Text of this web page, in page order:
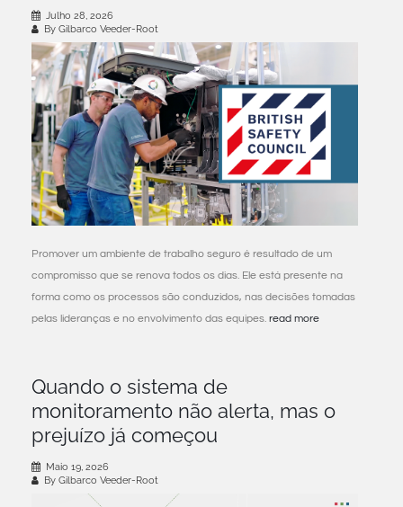
Julho 28, 2026
By Gilbarco Veeder-Root
Promover um ambiente de trabalho seguro é resultado de um
compromisso que se renova todos os dias. Ele está presente na
forma como os processos são conduzidos, nas decisões tomadas
pelas lideranças e no envolvimento das equipes. read more
Quando o sistema de
monitoramento não alerta, mas o
prejuízo já começou
Maio 19, 2026
By Gilbarco Veeder-Root